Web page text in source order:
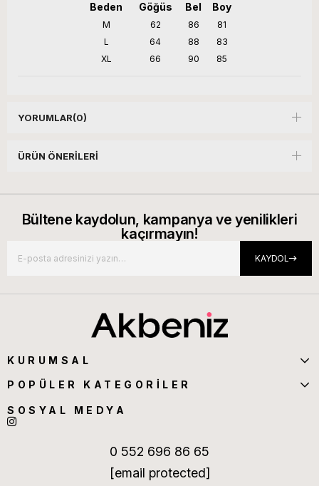
Beden
Göğüs Bel Boy
M 62 86
81
L
64 88
83
XL
66 90 85
YORUMLAR(0)
ÜRÜN ÖNERILERI
Bültene kaydolun, kampanya ve yenilikleri
kaçırmayın!
KAYDOL
KURUMSAL
POPÜLER KATEGORİLER
SOSYAL MEDYA
0 552 696 86 65
[email protected]